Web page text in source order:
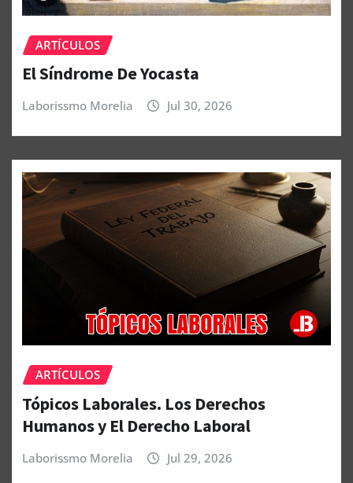
ARTÍCULOS
El Síndrome De Yocasta
Laborissmo Morelia Jul 30, 2026
ARTÍCULOS
Tópicos Laborales. Los Derechos
Humanos y El Derecho Laboral
Laborissmo Morelia Jul 29, 2026